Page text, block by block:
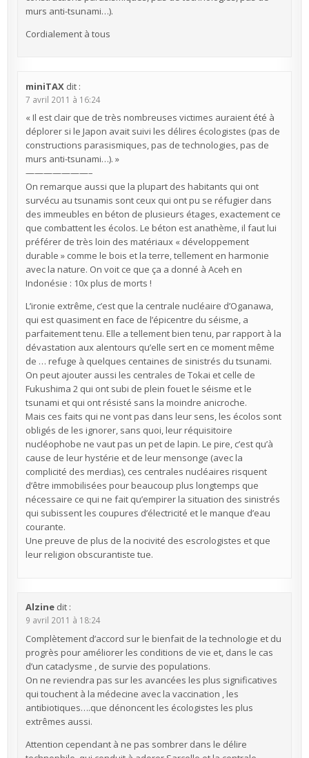
murs anti-tsunami…).
Cordialement à tous
miniTAX dit :
7 avril 2011 à 16:24
« Il est clair que de très nombreuses victimes auraient été à
déplorer si le Japon avait suivi les délires écologistes (pas de
constructions parasismiques, pas de technologies, pas de
murs anti-tsunami…). »
———————–
On remarque aussi que la plupart des habitants qui ont
survécu au tsunamis sont ceux qui ont pu se réfugier dans
des immeubles en béton de plusieurs étages, exactement ce
que combattent les écolos. Le béton est anathème, il faut lui
préférer de très loin des matériaux « développement
durable » comme le bois et la terre, tellement en harmonie
avec la nature. On voit ce que ça a donné à Aceh en
Indonésie : 10x plus de morts !
L’ironie extrême, c’est que la centrale nucléaire d’Oganawa,
qui est quasiment en face de l’épicentre du séisme, a
parfaitement tenu. Elle a tellement bien tenu, par rapport à la
dévastation aux alentours qu’elle sert en ce moment même
de … refuge à quelques centaines de sinistrés du tsunami.
On peut ajouter aussi les centrales de Tokai et celle de
Fukushima 2 qui ont subi de plein fouet le séisme et le
tsunami et qui ont résisté sans la moindre anicroche.
Mais ces faits qui ne vont pas dans leur sens, les écolos sont
obligés de les ignorer, sans quoi, leur réquisitoire
nucléophobe ne vaut pas un pet de lapin. Le pire, c’est qu’à
cause de leur hystérie et de leur mensonge (avec la
complicité des merdias), ces centrales nucléaires risquent
d’être immobilisées pour beaucoup plus longtemps que
nécessaire ce qui ne fait qu’empirer la situation des sinistrés
qui subissent les coupures d’électricité et le manque d’eau
courante.
Une preuve de plus de la nocivité des escrologistes et que
leur religion obscurantiste tue.
Alzine dit :
9 avril 2011 à 18:24
Complètement d’accord sur le bienfait de la technologie et du
progrès pour améliorer les conditions de vie et, dans le cas
d’un cataclysme , de survie des populations.
On ne reviendra pas sur les avancées les plus significatives
qui touchent à la médecine avec la vaccination , les
antibiotiques….que dénoncent les écologistes les plus
extrêmes aussi.
Attention cependant à ne pas sombrer dans le délire